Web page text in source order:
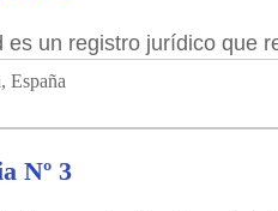
un registro jurídico que
España
Nº 3